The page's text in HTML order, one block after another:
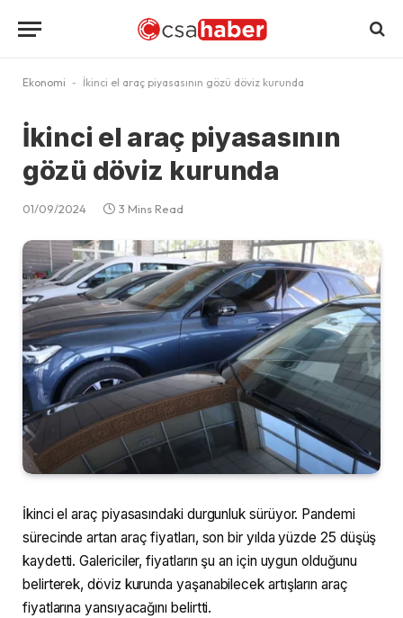
Ekonomi - İkinci el araç piyasasının gözü döviz kurunda
İkinci el araç piyasasının
gözü döviz kurunda
01/09/2024 3 Mins Read
İkinci el araç piyasasındaki durgunluk sürüyor. Pandemi
sürecinde artan araç fiyatları, son bir yılda yüzde 25 düşüş
kaydetti. Galericiler, fiyatların şu an için uygun olduğunu
belirterek, döviz kurunda yaşanabilecek artışların araç
fiyatlarına yansıyacağını belirtti.